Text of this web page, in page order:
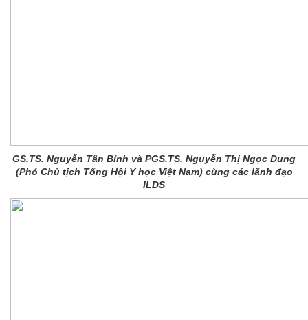
GS.TS. Nguyễn Tấn Bỉnh và PGS.TS. Nguyễn Thị Ngọc Dung
(Phó Chủ tịch Tổng Hội Y học Việt Nam) cùng các lãnh đạo
ILDS